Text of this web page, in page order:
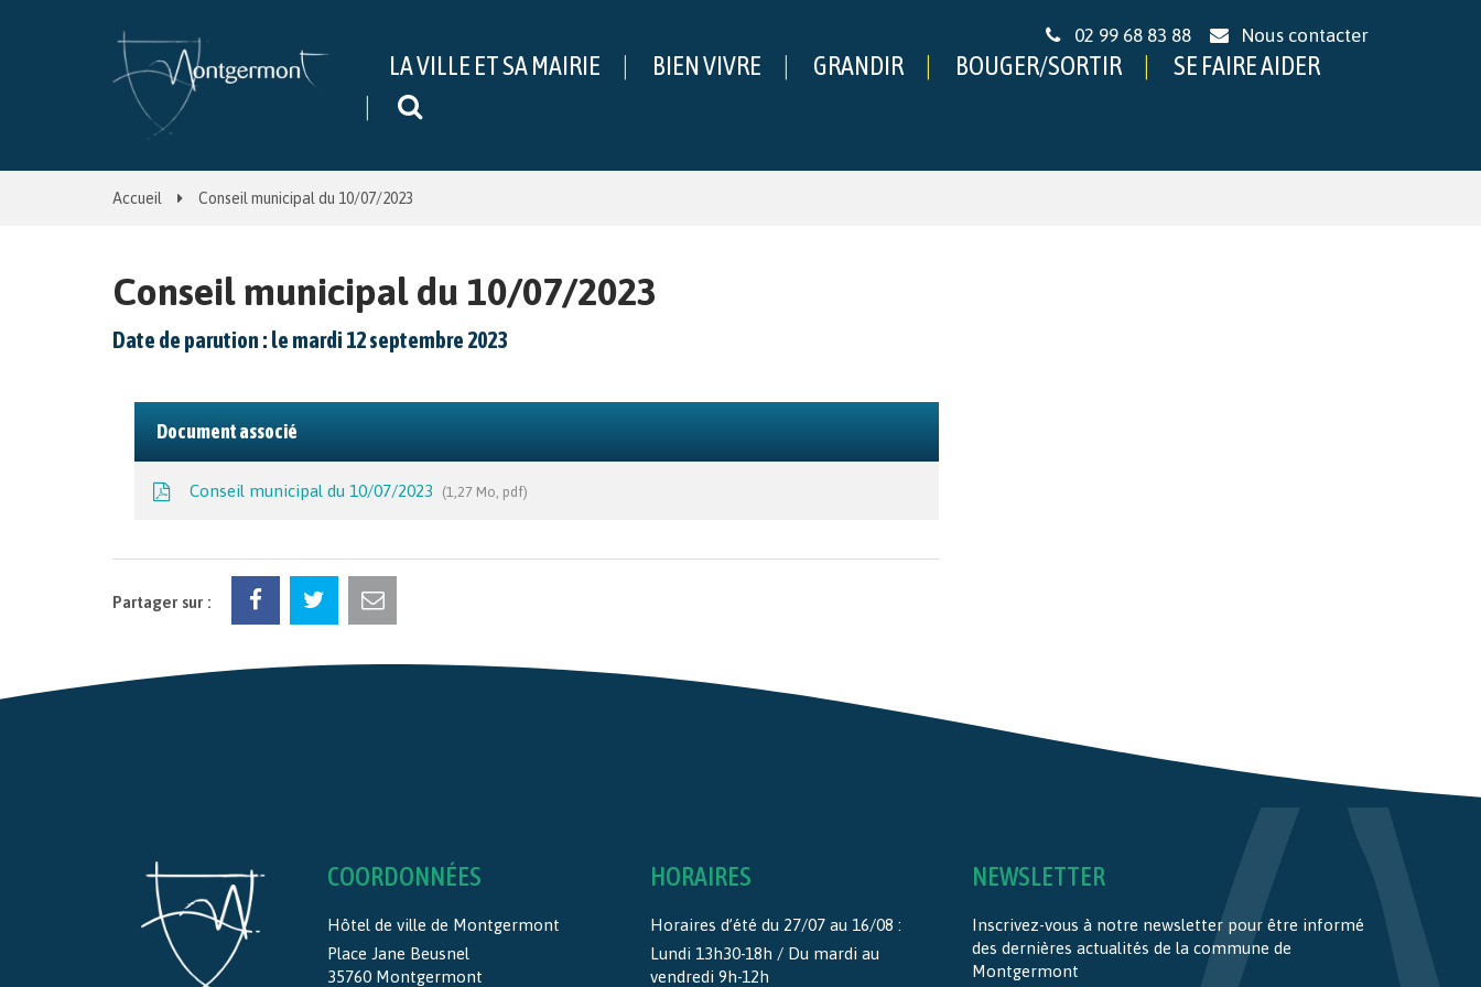
02 99 68 83 88 Nous contacter
LA VILLE ET SA MAIRIE BIEN VIVRE GRANDIR BOUGER/SORTIR
SE FAIRE AIDER
Accueil Conseil municipal du 10/07/2023
Conseil municipal du 10/07/2023
Date de parution : le mardi 12 septembre 2023
Document associé
Conseil municipal du 10/07/2023 1,27 Mo, pdf
Partager sur :
COORDONNÉES
Hôtel de ville de Montgermont
Place Jane Beusnel
35760 Montgermont
HORAIRES
Horaires d’été du 27/07 au 16/08 :
Lundi 13h30-18h / Du mardi au
vendredi 9h-12h
NEWSLETTER
Inscrivez-vous à notre newsletter pour être informé
des dernières actualités de la commune de
Montgermont